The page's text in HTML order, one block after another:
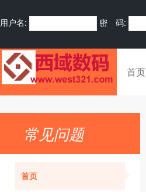
用户名: 密 码:
首页
常见问题
首页